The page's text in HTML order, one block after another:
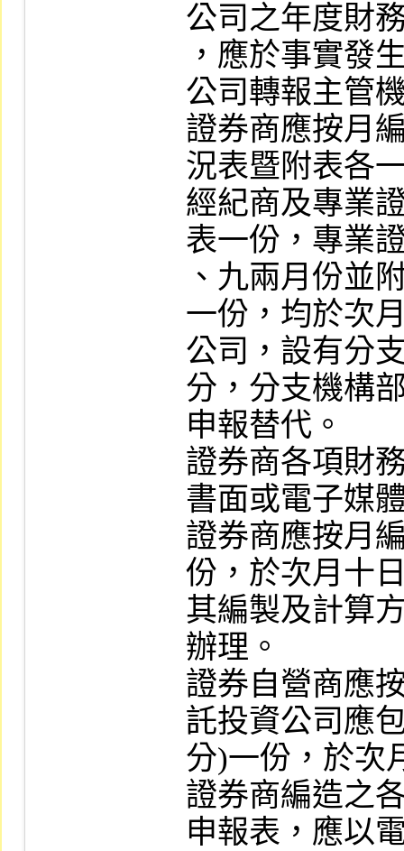
公司之年度財
，應於事實發
公司轉報主管
證券商應按月
況表暨附表各
經紀商及專業
表一份，專業
、九兩月份並
一份，均於次
公司，設有分
分，分支機構
申報替代。
證券商各項財
書面或電子媒
證券商應按月
份，於次月十
其編製及計算
辦理。
證券自營商應
託投資公司應
分)一份，於次
證券商編造之
申報表，應以